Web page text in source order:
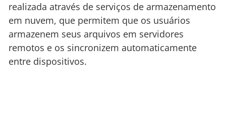
realizada através de serviços de armazenamento
em nuvem, que permitem que os usuários
armazenem seus arquivos em servidores
remotos e os sincronizem automaticamente
entre dispositivos.